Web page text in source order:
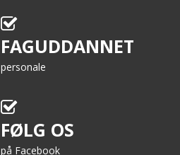
FAGUDDANNET
personale
FØLG OS
på Facebook